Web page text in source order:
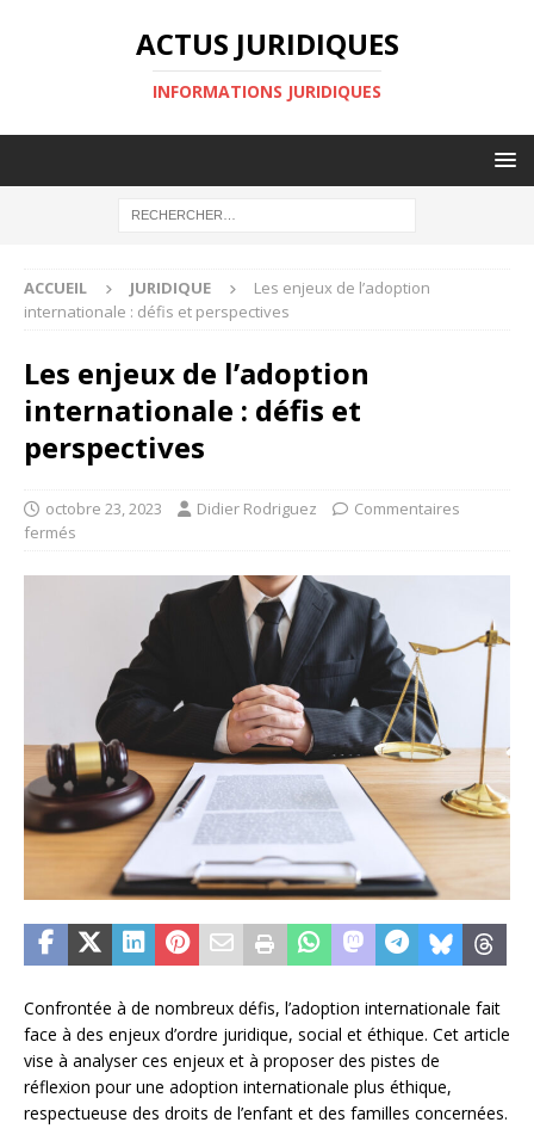
ACTUS JURIDIQUES
INFORMATIONS JURIDIQUES
ACCUEIL JURIDIQUE
Les enjeux de l’adoption
internationale : défis et perspectives
Les enjeux de l’adoption
internationale : défis et
perspectives
octobre 23, 2023 Didier Rodriguez
Commentaires
fermés
Confrontée à de nombreux défis, l’adoption internationale fait
face à des enjeux d’ordre juridique, social et éthique. Cet article
vise à analyser ces enjeux et à proposer des pistes de
réflexion pour une adoption internationale plus éthique,
respectueuse des droits de l’enfant et des familles concernées.